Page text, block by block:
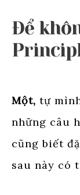
Để
Một, tự
những câu
cũng biết
sau này có